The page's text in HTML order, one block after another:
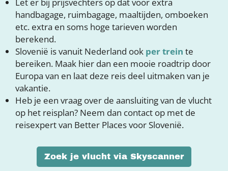
handbagage, ruimbagage, maaltijden, omboeken
etc. extra en soms hoge tarieven worden
berekend.
Slovenië is vanuit Nederland ook per trein te
bereiken. Maak hier dan een mooie roadtrip door
Europa van en laat deze reis deel uitmaken van je
vakantie.
Heb je een vraag over de aansluiting van de vlucht
op het reisplan? Neem dan contact op met de
reisexpert van Better Places voor Slovenië.
Zoek je vlucht via Skyscanner